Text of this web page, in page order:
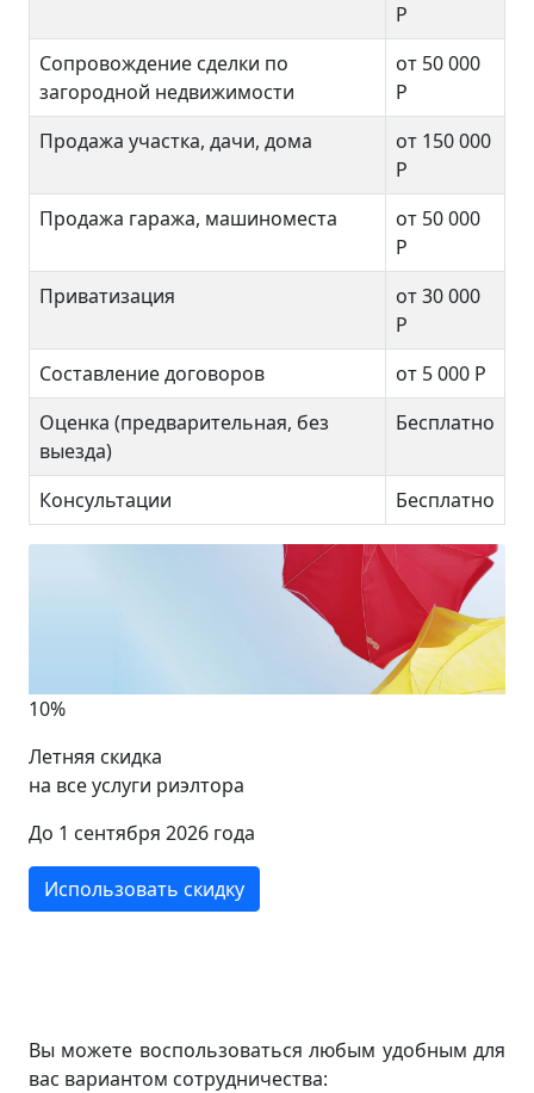
Р
Сопровождение сделки по
загородной недвижимости
от 50 000
Р
Продажа участка, дачи, дома
от 150 000
Р
Продажа гаража, машиноместа
от 50 000
Р
Приватизация
от 30 000
Р
Составление договоров
от 5 000 Р
Оценка (предварительная, без
выезда)
Бесплатно
Консультации Бесплатно
20%
Социальная скидка
Пенсионеры, люди с ограниченными
возможностями, инвалиды, многодетные семьи,
участники военных конфликтов и ликвидаторы
техногенных катастроф, студенты, малоимущие.
Вы можете воспользоваться любым удобным для
вас вариантом сотрудничества: